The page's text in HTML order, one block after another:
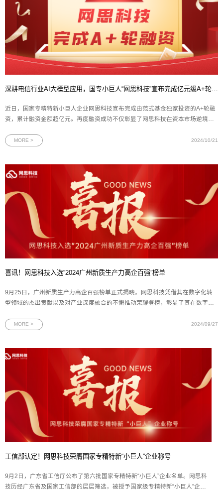
近日，国家专精特新小巨人企业网思科技宣布完成由范式基金独家投资的A+轮融
资，累计融资金额超亿元。再度融资成功不仅彰显了网思科技在资本市场逆境中
资金的注入，将助力网思科技进一步深化技术研发，推动其在更多数字化解决方
MORE > 2024/10/21
喜讯！网思科技入选“2024广州新质生产力高企百强”榜单
9月25日，广州新质生产力高企百强榜单正式揭晓。网思科技凭借其在数字化转
型领域的杰出贡献以及对产业深度融合的不懈推动荣耀登榜，彰显了其在数字化
强企业”殊荣，此次再度入选更是对其实力与潜力的双重肯定。图为广州新质生产
MORE > 2024/09/27
工信部认定！网思科技荣膺国家专精特新“小巨人”企业称号
9月2日，广东省工信厅公布了第六批国家专精特新“小巨人”企业名单。网思科
技历经广东省及国家工信部的层层筛选，被授予国家级专精特新“小巨人”企业